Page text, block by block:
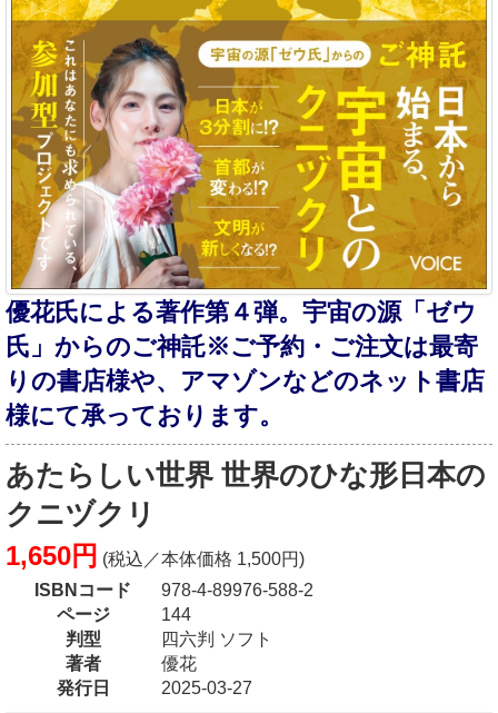
優花氏による著作第４弾。宇宙の源「ゼウ
氏」からのご神託※ご予約・ご注文は最寄
りの書店様や、アマゾンなどのネット書店
様にて承っております。
あたらしい世界 世界のひな形日本の
クニヅクリ
1,650円 (税込／本体価格 1,500円)
ISBNコード
978-4-89976-588-2
ページ
144
判型
四六判 ソフト
著者
優花
発行日
2025-03-27